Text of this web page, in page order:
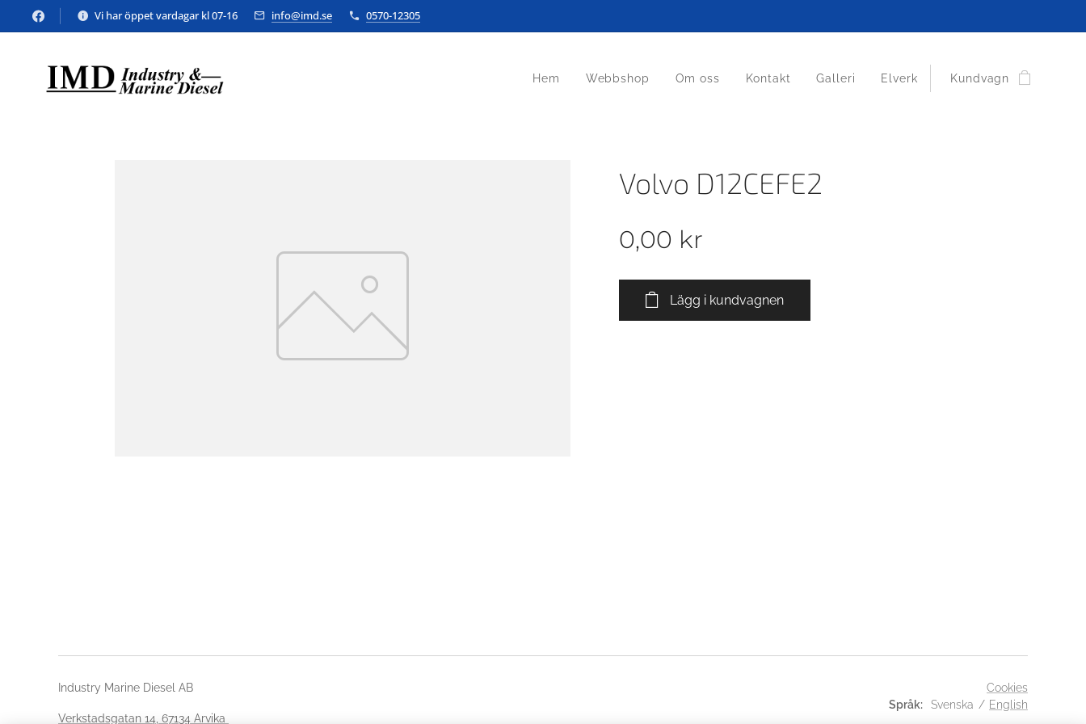
Vi har öppet vardagar kl 07-16 info@imd.se 0570-12305
Hem Webbshop Om oss Kontakt Galleri Elverk Kundvagn
Volvo D12CEFE2
0,00 kr
Lägg i kundvagnen
Industry Marine Diesel AB
Verkstadsgatan 14, 67134 Arvika
Cookies
Språk
Svenska English